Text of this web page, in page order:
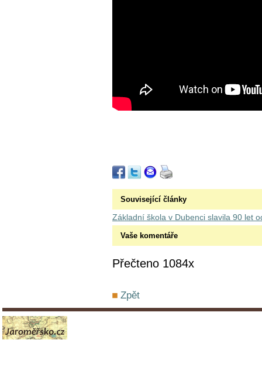
Související články
Základní škola v Dubenci slavila 90 let
Vaše komentáře
Přečteno 1084x
Zpět